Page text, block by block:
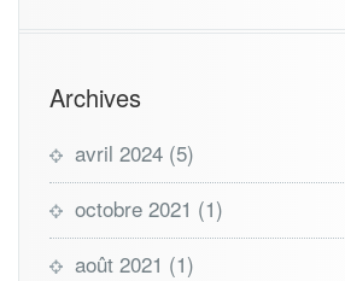
Archives
avril 2024 (5)
octobre 2021 (1)
août 2021 (1)